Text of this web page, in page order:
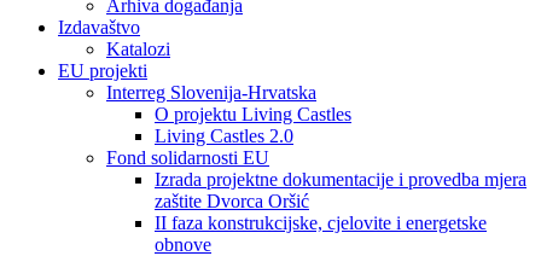
Arhiva događanja
Izdavaštvo
Katalozi
EU projekti
Interreg Slovenija-Hrvatska
O projektu Living Castles
Living Castles 2.0
Fond solidarnosti EU
Izrada projektne dokumentacije i provedba mjera
zaštite Dvorca Oršić
II faza konstrukcijske, cjelovite i energetske
obnove